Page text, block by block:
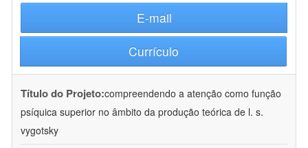
E-mail
Currículo
Título do Projeto:compreendendo a atenção como função
psíquica superior no âmbito da produção teórica de l. s.
vygotsky